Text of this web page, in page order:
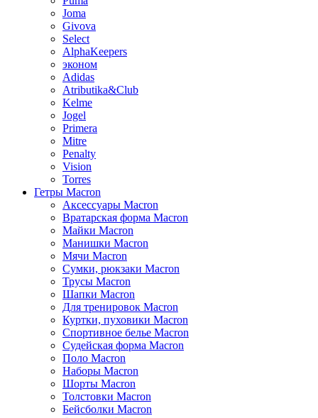
Joma
Givova
Select
AlphaKeepers
эконом
Adidas
Atributika&Club
Kelme
Jogel
Primera
Mitre
Penalty
Vision
Torres
Гетры Macron
Аксессуары Macron
Вратарская форма Macron
Майки Macron
Манишки Macron
Мячи Macron
Сумки, рюкзаки Macron
Трусы Macron
Шапки Macron
Для тренировок Macron
Куртки, пуховики Macron
Спортивное белье Macron
Судейская форма Macron
Поло Macron
Наборы Macron
Шорты Macron
Толстовки Macron
Бейсболки Macron